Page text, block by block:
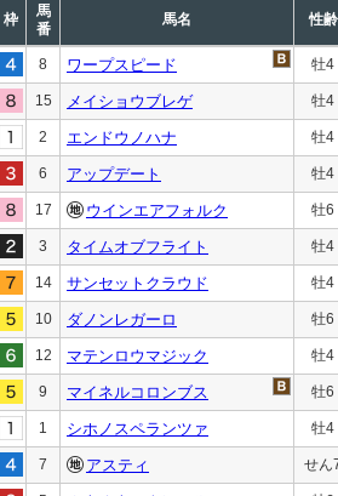
枠
馬
番
馬名 性齢
8 ワープスピード 牡4
15 メイショウブレゲ 牡4
2 エンドウノハナ 牡4
6 アップデート 牡4
17 ウインエアフォルク 牡6
3 タイムオブフライト 牡4
14 サンセットクラウド 牡4
10 ダノンレガーロ 牡6
12 マテンロウマジック 牡4
9 マイネルコロンブス 牡6
1 シホノスペランツァ 牡4
7 アスティ せん